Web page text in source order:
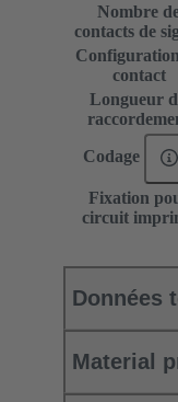
Nombre
contacts de
contact
Longueur
Codage
Fixation
circuit
Données
Material